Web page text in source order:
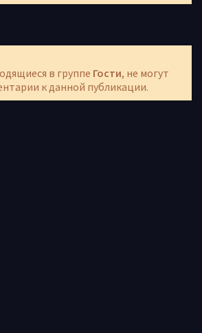
в группе Гости, не могут
к данной публикации.